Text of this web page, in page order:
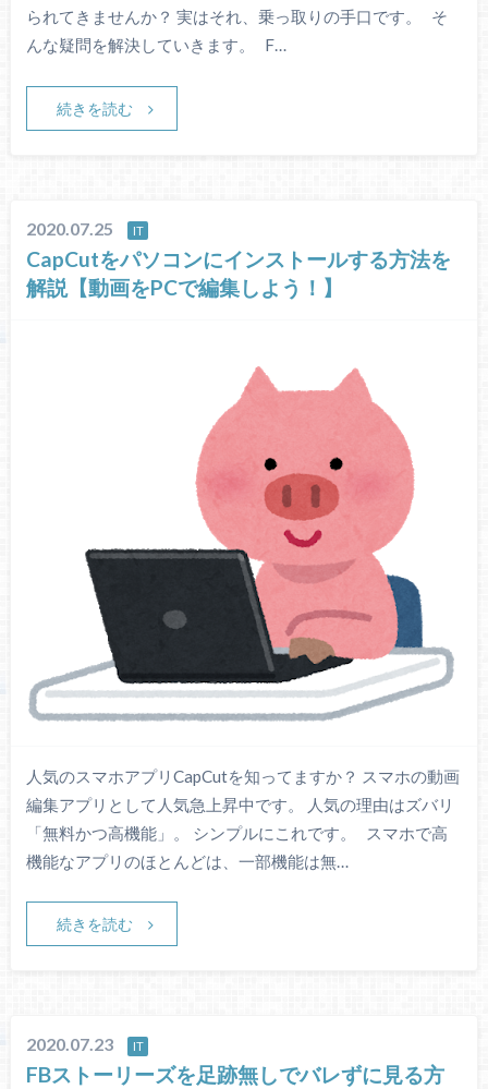
られてきませんか？ 実はそれ、乗っ取りの手口です。 そ
んな疑問を解決していきます。 F…
続きを読む
2020.07.25 IT
CapCutをパソコンにインストールする方法を
解説【動画をPCで編集しよう！】
人気のスマホアプリCapCutを知ってますか？ スマホの動画
編集アプリとして人気急上昇中です。 人気の理由はズバリ
「無料かつ高機能」。 シンプルにこれです。 スマホで高
機能なアプリのほとんどは、一部機能は無…
続きを読む
2020.07.23 IT
FBストーリーズを足跡無しでバレずに見る方